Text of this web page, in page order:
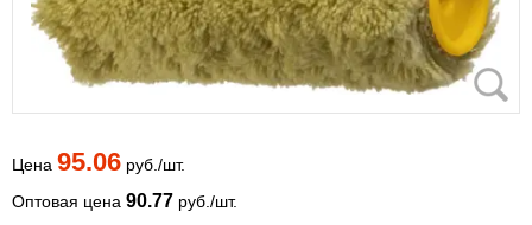
Цена 95.06 руб./шт.
Оптовая цена 90.77 руб./шт.